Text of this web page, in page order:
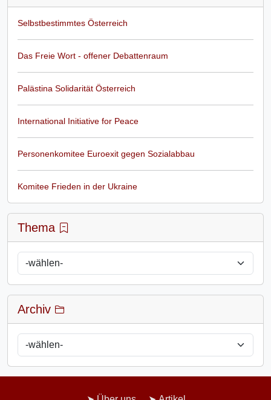
Selbstbestimmtes Österreich
Das Freie Wort - offener Debattenraum
Palästina Solidarität Österreich
International Initiative for Peace
Personenkomitee Euroexit gegen Sozialabbau
Komitee Frieden in der Ukraine
Thema
Archiv